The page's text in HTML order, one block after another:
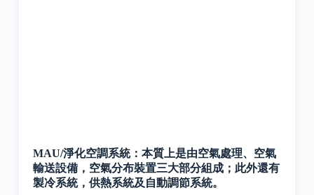
MAU/淨化空調系統： 本質上是由空氣處理、空氣
輸送設備，空氣分布裝置三大部分組成；此外還有
製冷系統，供熱系統及自動調節系統。